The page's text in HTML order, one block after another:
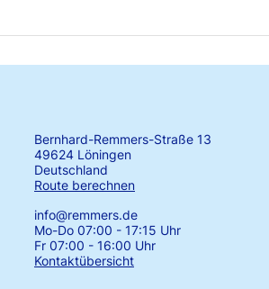
Bernhard-Remmers-Straße 13
49624 Löningen
Deutschland
Route berechnen
info@remmers.de
Mo-Do 07:00 - 17:15 Uhr
Fr 07:00 - 16:00 Uhr
Kontaktübersicht